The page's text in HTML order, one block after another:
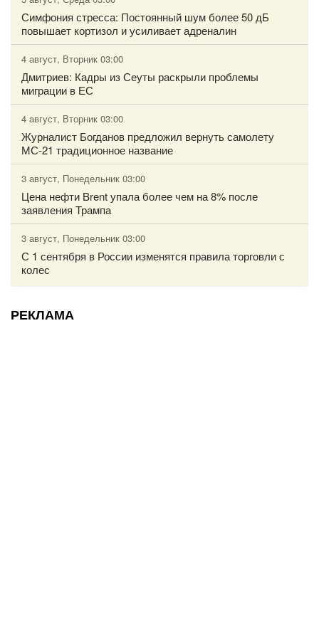
Симфония стресса: Постоянный шум более 50 дБ
повышает кортизол и усиливает адреналин
4 август, Вторник 03:00
Дмитриев: Кадры из Сеуты раскрыли проблемы
миграции в ЕС
4 август, Вторник 03:00
Журналист Богданов предложил вернуть самолету
МС-21 традиционное название
3 август, Понедельник 03:00
Цена нефти Brent упала более чем на 8% после
заявления Трампа
3 август, Понедельник 03:00
С 1 сентября в России изменятся правила торговли с
колес
РЕКЛАМА